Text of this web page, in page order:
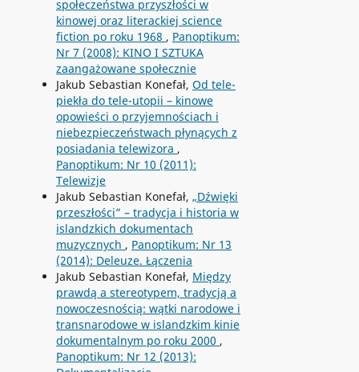
społeczeństwa przyszłości w
kinowej oraz literackiej science
fiction po roku 1968 , Panoptikum:
Nr 7 (2008): KINO I SZTUKA
zaangażowane społecznie
Jakub Sebastian Konefał, Od tele-
piekła do tele-utopii – kinowe
opowieści o przyjemnościach i
niebezpieczeństwach płynących z
posiadania telewizora ,
Panoptikum: Nr 10 (2011):
Telewizje
Jakub Sebastian Konefał, „Dźwięki
przeszłości” – tradycja i historia w
islandzkich dokumentach
muzycznych , Panoptikum: Nr 13
(2014): Deleuze. Łączenia
Jakub Sebastian Konefał, Między
prawdą a stereotypem, tradycją a
nowoczesnością: wątki narodowe i
transnarodowe w islandzkim kinie
dokumentalnym po roku 2000 ,
Panoptikum: Nr 12 (2013):